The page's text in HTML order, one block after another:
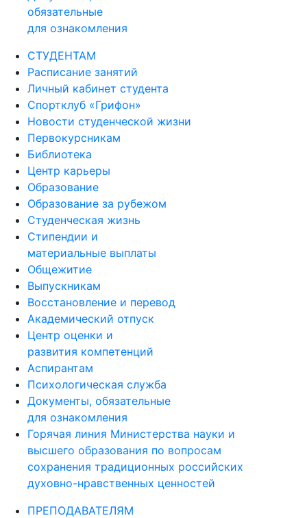
обязательные
для ознакомления
СТУДЕНТАМ
Расписание занятий
Личный кабинет студента
Спортклуб «Грифон»
Новости студенческой жизни
Первокурсникам
Библиотека
Центр карьеры
Образование
Образование за рубежом
Студенческая жизнь
Стипендии и
материальные выплаты
Общежитие
Выпускникам
Восстановление и перевод
Академический отпуск
Центр оценки и
развития компетенций
Аспирантам
Психологическая служба
Документы, обязательные
для ознакомления
Горячая линия Министерства науки и
высшего образования по вопросам
сохранения традиционных российских
духовно-нравственных ценностей
ПРЕПОДАВАТЕЛЯМ